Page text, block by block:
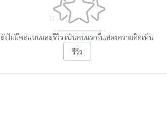
ยังไม่มีคะแนนและรีวิว เป็นคนแรกที่แสดงความคิดเห็น
รีวิว